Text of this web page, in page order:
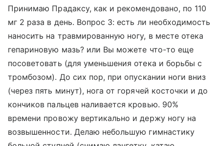
Принимаю Прадаксу, как и рекомендовано, по 110
мг 2 раза в день. Вопрос 3: есть ли необходимость
наносить на травмированную ногу, в месте отека
гепариновую мазь? или Вы можете что-то еще
посоветовать (для уменьшения отека и борьбы с
тромбозом). До сих пор, при опускании ноги вниз
(через пять минут), нога от горячей косточки и до
кончиков пальцев наливается кровью. 90%
времени провожу вертикально и держу ногу на
возвышенности. Делаю небольшую гимнастику